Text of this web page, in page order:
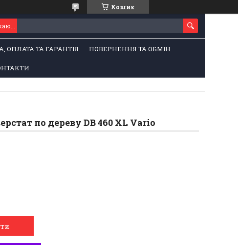
Кошик
ОПЛАТА ТА ГАРАНТІЯ ПОВЕРНЕННЯ ТА ОБМІН
по дереву DB 460 XL Vario